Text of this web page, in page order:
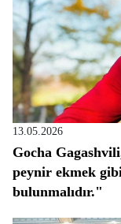
13.05.2026
Gocha
peynir ekmek
bulunmalıdır."